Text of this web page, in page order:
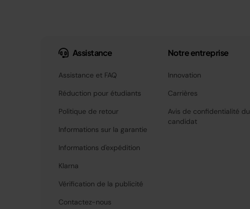
Assistance
Assistance et FAQ
Réduction pour étudiants
Politique de retour
Informations sur la garantie
Informations d'expédition
Klarna
Vérification de la publicité
Contactez-nous
Notre entreprise
Innovation
Carrières
Avis de confidentialité du
candidat